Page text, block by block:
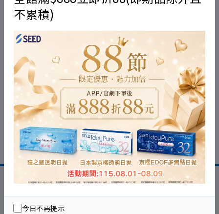
回列表
不累積)
今日不再提示